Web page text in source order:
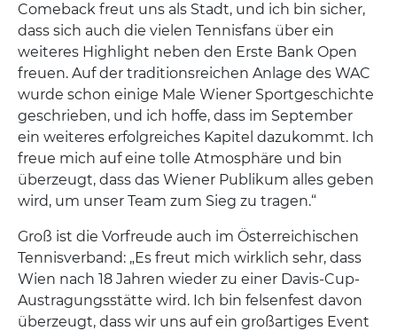
Comeback freut uns als Stadt, und ich bin sicher,
dass sich auch die vielen Tennisfans über ein
weiteres Highlight neben den Erste Bank Open
freuen. Auf der traditionsreichen Anlage des WAC
wurde schon einige Male Wiener Sportgeschichte
geschrieben, und ich hoffe, dass im September
ein weiteres erfolgreiches Kapitel dazukommt. Ich
freue mich auf eine tolle Atmosphäre und bin
überzeugt, dass das Wiener Publikum alles geben
wird, um unser Team zum Sieg zu tragen.“
Groß ist die Vorfreude auch im Österreichischen
Tennisverband: „Es freut mich wirklich sehr, dass
Wien nach 18 Jahren wieder zu einer Davis-Cup-
Austragungsstätte wird. Ich bin felsenfest davon
überzeugt, dass wir uns auf ein großartiges Event